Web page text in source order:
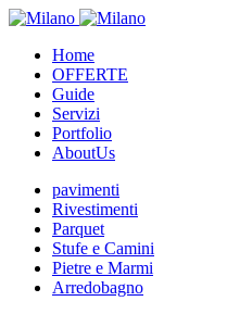
Home
OFFERTE
Guide
Servizi
Portfolio
AboutUs
pavimenti
Rivestimenti
Parquet
Stufe e Camini
Pietre e Marmi
Arredobagno